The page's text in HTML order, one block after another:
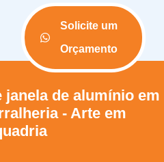
Solicite um
Orçamento
janela de alumínio em
- Arte em